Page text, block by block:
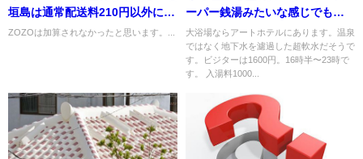
垣島は通常配送料210円以外に離
島料金は加算されるのでしょう
ZOZOは加算されなかったと思います。...
ーパー銭湯みたいな感じでもい
いんで。
大浴場ならアートホテルにあります。温泉
ではなく地下水を濾過した超軟水だそうで
す。ビジターは1600円。16時半〜23時で
す。 入湯料1000...